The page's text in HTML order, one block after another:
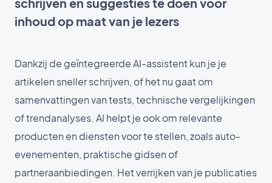
inhoud op maat van je lezers
Dankzij de geïntegreerde AI-assistent kun je je
artikelen sneller schrijven, of het nu gaat om
samenvattingen van tests, technische vergelijkingen
of trendanalyses. AI helpt je ook om relevante
producten en diensten voor te stellen, zoals auto-
evenementen, praktische gidsen of
partneraanbiedingen. Het verrijken van je publicaties